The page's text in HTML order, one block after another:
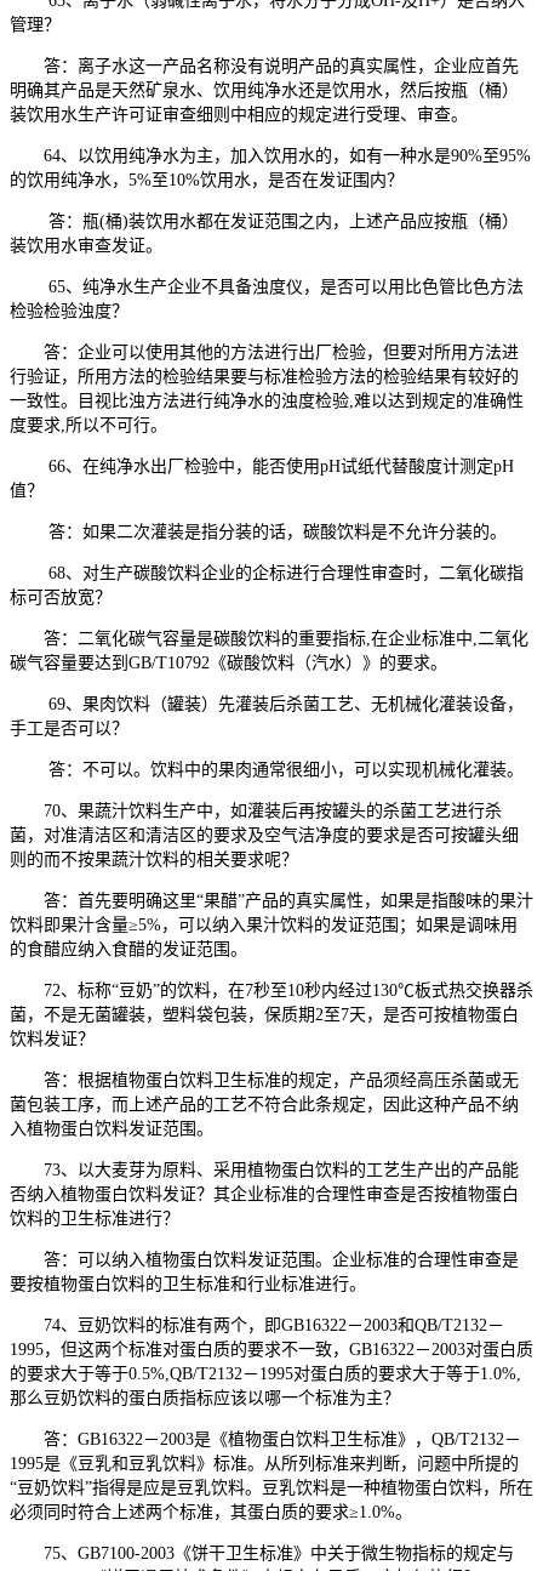
管理？
答：离子水这一产品名称没有说明产品的真实属性，企业应首先
明确其产品是天然矿泉水、饮用纯净水还是饮用水，然后按瓶（桶）
装饮用水生产许可证审查细则中相应的规定进行受理、审查。
64、以饮用纯净水为主，加入饮用水的，如有一种水是90%至95%
的饮用纯净水，5%至10%饮用水，是否在发证围内？
答：瓶(桶)装饮用水都在发证范围之内，上述产品应按瓶（桶）
装饮用水审查发证。
65、纯净水生产企业不具备浊度仪，是否可以用比色管比色方法
检验检验浊度？
答：企业可以使用其他的方法进行出厂检验，但要对所用方法进
行验证，所用方法的检验结果要与标准检验方法的检验结果有较好的
一致性。目视比浊方法进行纯净水的浊度检验,难以达到规定的准确性
度要求,所以不可行。
66、在纯净水出厂检验中，能否使用pH试纸代替酸度计测定pH
值？
答：如果二次灌装是指分装的话，碳酸饮料是不允许分装的。
68、对生产碳酸饮料企业的企标进行合理性审查时，二氧化碳指
标可否放宽？
答：二氧化碳气容量是碳酸饮料的重要指标,在企业标准中,二氧化
碳气容量要达到GB/T10792《碳酸饮料（汽水）》的要求。
69、果肉饮料（罐装）先灌装后杀菌工艺、无机械化灌装设备，
手工是否可以？
答：不可以。饮料中的果肉通常很细小，可以实现机械化灌装。
70、果蔬汁饮料生产中，如灌装后再按罐头的杀菌工艺进行杀
菌，对准清洁区和清洁区的要求及空气洁净度的要求是否可按罐头细
则的而不按果蔬汁饮料的相关要求呢？
答：首先要明确这里“果醋”产品的真实属性，如果是指酸味的果汁
饮料即果汁含量≥5%，可以纳入果汁饮料的发证范围；如果是调味用
的食醋应纳入食醋的发证范围。
72、标称“豆奶”的饮料，在7秒至10秒内经过130℃板式热交换器杀
菌，不是无菌罐装，塑料袋包装，保质期2至7天，是否可按植物蛋白
饮料发证？
答：根据植物蛋白饮料卫生标准的规定，产品须经高压杀菌或无
菌包装工序，而上述产品的工艺不符合此条规定，因此这种产品不纳
入植物蛋白饮料发证范围。
73、以大麦芽为原料、采用植物蛋白饮料的工艺生产出的产品能
否纳入植物蛋白饮料发证？其企业标准的合理性审查是否按植物蛋白
饮料的卫生标准进行？
答：可以纳入植物蛋白饮料发证范围。企业标准的合理性审查是
要按植物蛋白饮料的卫生标准和行业标准进行。
74、豆奶饮料的标准有两个，即GB16322－2003和QB/T2132－
1995，但这两个标准对蛋白质的要求不一致，GB16322－2003对蛋白质
的要求大于等于0.5%,QB/T2132－1995对蛋白质的要求大于等于1.0%,
那么豆奶饮料的蛋白质指标应该以哪一个标准为主？
答：GB16322－2003是《植物蛋白饮料卫生标准》，QB/T2132－
1995是《豆乳和豆乳饮料》标准。从所列标准来判断，问题中所提的
“豆奶饮料”指得是应是豆乳饮料。豆乳饮料是一种植物蛋白饮料，所在
必须同时符合上述两个标准，其蛋白质的要求≥1.0%。
75、GB7100-2003《饼干卫生标准》中关于微生物指标的规定与